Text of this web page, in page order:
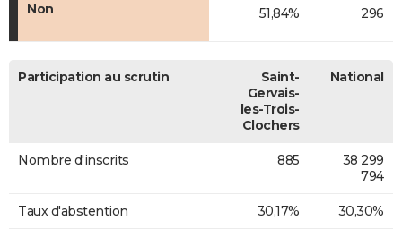
Non 51,84% 296
Participation au scrutin
Saint-
Gervais-
les-Trois-
Clochers
National
Nombre d'inscrits 885
38 299
794
Taux d'abstention 30,17% 30,30%